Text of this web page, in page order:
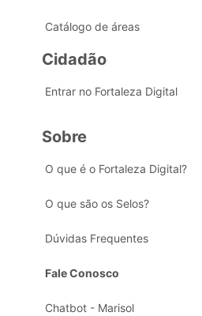
Catálogo de áreas
Cidadão
Entrar no Fortaleza Digital
Sobre
O que é o Fortaleza Digital?
O que são os Selos?
Dúvidas Frequentes
Fale Conosco
Chatbot - Marisol